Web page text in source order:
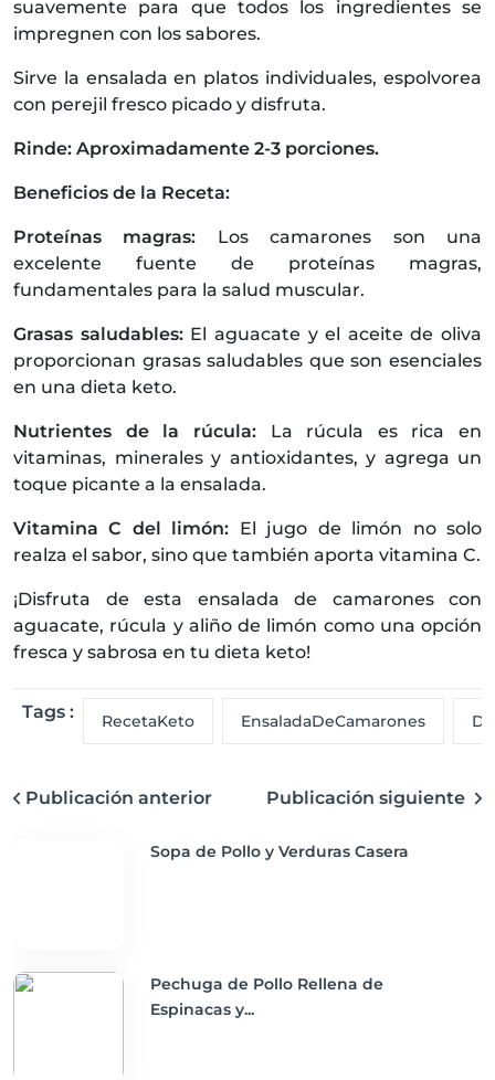
suavemente para que todos los ingredientes se
impregnen con los sabores.
Sirve la ensalada en platos individuales, espolvorea
con perejil fresco picado y disfruta.
Rinde: Aproximadamente 2-3 porciones.
Beneficios de la Receta:
Proteínas magras: Los camarones son una
excelente fuente de proteínas magras,
fundamentales para la salud muscular.
Grasas saludables:El aguacate y el aceite de oliva
proporcionan grasas saludables que son esenciales
en una dieta keto.
Nutrientes de la rúcula: La rúcula es rica en
vitaminas, minerales y antioxidantes, y agrega un
toque picante a la ensalada.
Vitamina C del limón: El jugo de limón no solo
realza el sabor, sino que también aporta vitamina C.
¡Disfruta de esta ensalada de camarones con
aguacate, rúcula y aliño de limón como una opción
fresca y sabrosa en tu dieta keto!
Tags : RecetaKeto EnsaladaDeCamarones
Publicación anterior Publicación siguiente
Sopa de Pollo y Verduras Casera
Pechuga de Pollo Rellena de
Espinacas y...